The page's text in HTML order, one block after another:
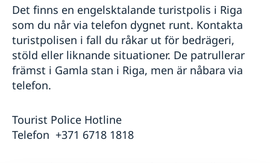
Juridisk hjälp i utlandet
Dödsfall
Larmcentraler
Pass utomlands
Förlust av pass
Förnyelse av pass för vuxna
Nationellt ID-kort
Samordningsnummer
Hjälp kring medborgarskap
Om svenskt medborgarskap
Gifta sig utomlands
Organisationer och skolor
Skolor
Legaliseringar
Det finns en engelsktalande turistpolis i Riga
som du når via telefon dygnet runt. Kontakta
turistpolisen i fall du råkar ut för bedrägeri,
stöld eller liknande situationer. De patrullerar
främst i Gamla stan i Riga, men är nåbara via
telefon.
Tourist Police Hotline
Telefon +371 6718 1818